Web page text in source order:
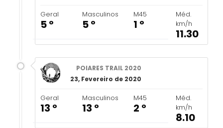
Geral
5 º
Masculinos
5 º
M45
1 º
Méd.
km/h
11.30
POIARES TRAIL 2020
23, Fevereiro de 2020
Geral
13 º
Masculinos
13 º
M45
2 º
Méd.
km/h
8.10